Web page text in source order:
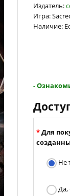
Издатель:
Игра:
Наличие:
-
Для
Не
Да,